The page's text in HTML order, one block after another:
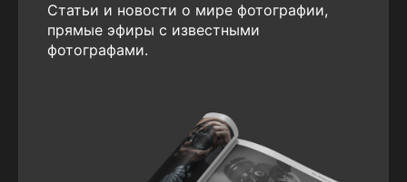
Статьи и новости о мире фотографии,
прямые эфиры с известными
фотографами.